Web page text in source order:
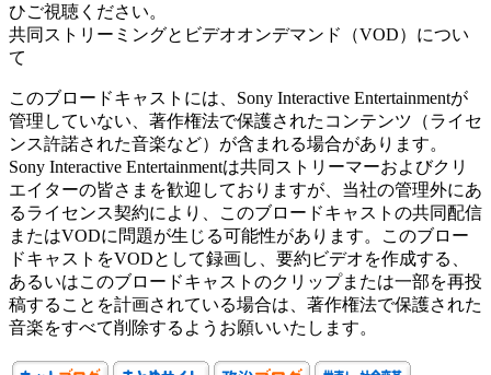
ひご視聴ください。
共同ストリーミングとビデオオンデマンド（VOD）につい
て
このブロードキャストには、Sony Interactive Entertainmentが
管理していない、著作権法で保護されたコンテンツ（ライセ
ンス許諾された音楽など）が含まれる場合があります。
Sony Interactive Entertainmentは共同ストリーマーおよびクリ
エイターの皆さまを歓迎しておりますが、当社の管理外にあ
るライセンス契約により、このブロードキャストの共同配信
またはVODに問題が生じる可能性があります。このブロー
ドキャストをVODとして録画し、要約ビデオを作成する、
あるいはこのブロードキャストのクリップまたは一部を再投
稿することを計画されている場合は、著作権法で保護された
音楽をすべて削除するようお願いいたします。